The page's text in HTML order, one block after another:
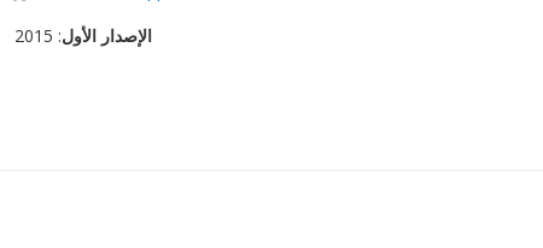
الإصدار الأول: 2015